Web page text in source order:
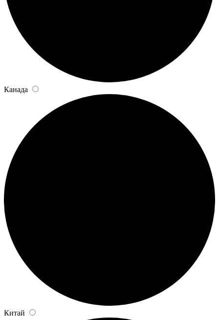
Канада
Китай